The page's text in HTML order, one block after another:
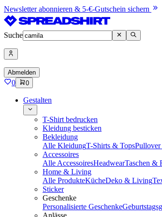
Newsletter abonnieren & 5-€-Gutschein sichern
Suche
Abmelden
0 0
Gestalten
T-Shirt bedrucken
Kleidung besticken
Bekleidung
Alle KleidungT-Shirts & Tops
Accessoires
Alle AccessoiresHeadwearTaschen &
Home & Living
Alle ProdukteKücheDeko & Living
Sticker
Geschenke
Personalisierte Geschenke